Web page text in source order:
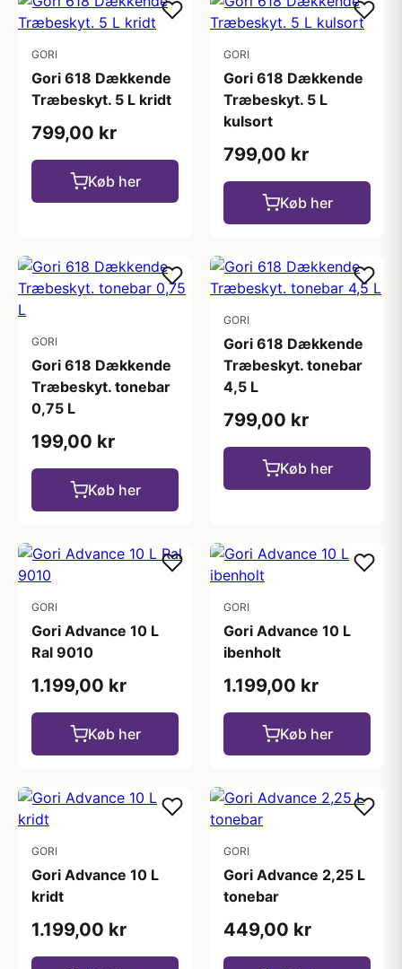
GORI
Gori 618 Dækkende
Træbeskyt. 5 L kridt
799,00 kr
Køb her
GORI
Gori 618 Dækkende
Træbeskyt. 5 L
kulsort
799,00 kr
Køb her
GORI
Gori 618 Dækkende
Træbeskyt. tonebar
0,75 L
199,00 kr
Køb her
GORI
Gori 618 Dækkende
Træbeskyt. tonebar
4,5 L
799,00 kr
Køb her
GORI
Gori Advance 10 L
Ral 9010
1.199,00 kr
Køb her
GORI
Gori Advance 10 L
ibenholt
1.199,00 kr
Køb her
GORI
Gori Advance 10 L
kridt
1.199,00 kr
GORI
Gori Advance 2,25 L
tonebar
449,00 kr